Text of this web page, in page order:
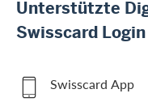
Unterstützte
Swisscard Login
Swisscard App